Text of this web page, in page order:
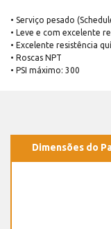
• Serviço pesado
• Leve e com excelente
• Excelente resistência
• Roscas NPT
• PSI máximo: 300
Dimensões do